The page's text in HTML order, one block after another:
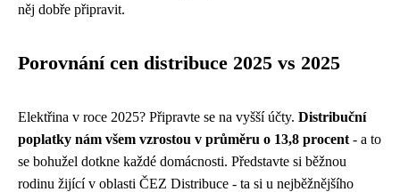
něj dobře připravit.
Porovnání cen distribuce 2025 vs 2025
Elektřina v roce 2025? Připravte se na vyšší účty. Distribuční
poplatky nám všem vzrostou v průměru o 13,8 procent - a to
se bohužel dotkne každé domácnosti. Představte si běžnou
rodinu žijící v oblasti ČEZ Distribuce - ta si u nejběžnějšího